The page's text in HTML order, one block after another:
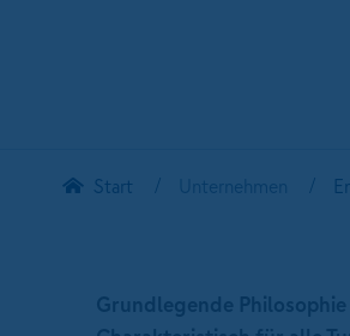
Start Unternehmen